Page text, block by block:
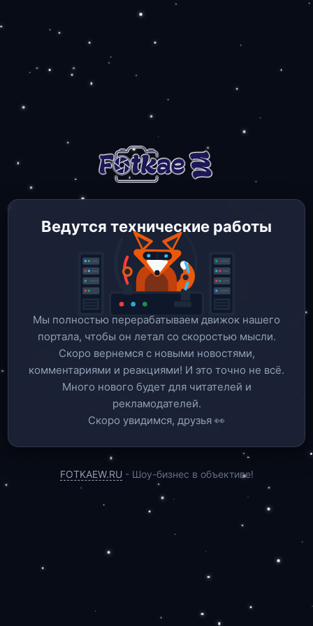
Ведутся технические работы
Мы полностью перерабатываем движок нашего
портала, чтобы он летал со скоростью мысли.
Скоро вернемся c новыми новостями,
комментариями и реакциями! И это точно не всё.
Много нового будет для читателей и
рекламодателей.
Скоро увидимся, друзья 👀
FOTKAEW.RU - Шоу-бизнес в объективе!